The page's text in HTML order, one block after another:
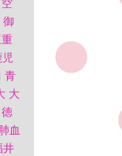
御
青
大
徳
肺血
井